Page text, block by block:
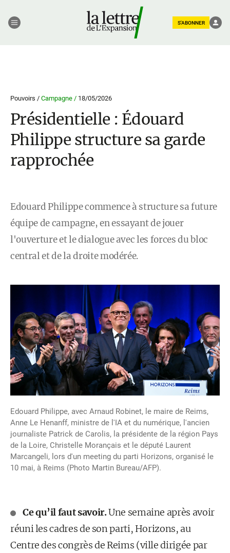
S'ABONNER
Pouvoirs / Campagne / 18/05/2026
Présidentielle : Édouard
Philippe structure sa garde
rapprochée
Edouard Philippe commence à structure sa future
équipe de campagne, en essayant de jouer
l'ouverture et le dialogue avec les forces du bloc
central et de la droite modérée.
Edouard Philippe, avec Arnaud Robinet, le maire de Reims,
Anne Le Henanff, ministre de l'IA et du numérique, l'ancien
journaliste Patrick de Carolis, la présidente de la région Pays
de la Loire, Christelle Morançais et le député Laurent
Marcangeli, lors d'un meeting du parti Horizons, organisé le
10 mai, à Reims (Photo Martin Bureau/AFP).
Ce qu’il faut savoir.Une semaine après avoir
réuni les cadres de son parti, Horizons, au
Centre des congrès de Reims (ville dirigée par